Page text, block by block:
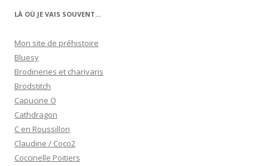
LÀ OÙ JE VAIS SOUVENT…
Mon site de préhistoire
Bluesy
Brodineries et charivaris
Brodstitch
Capucine O
Cathdragon
C en Roussillon
Claudine / Coco2
Coccinelle Poitiers